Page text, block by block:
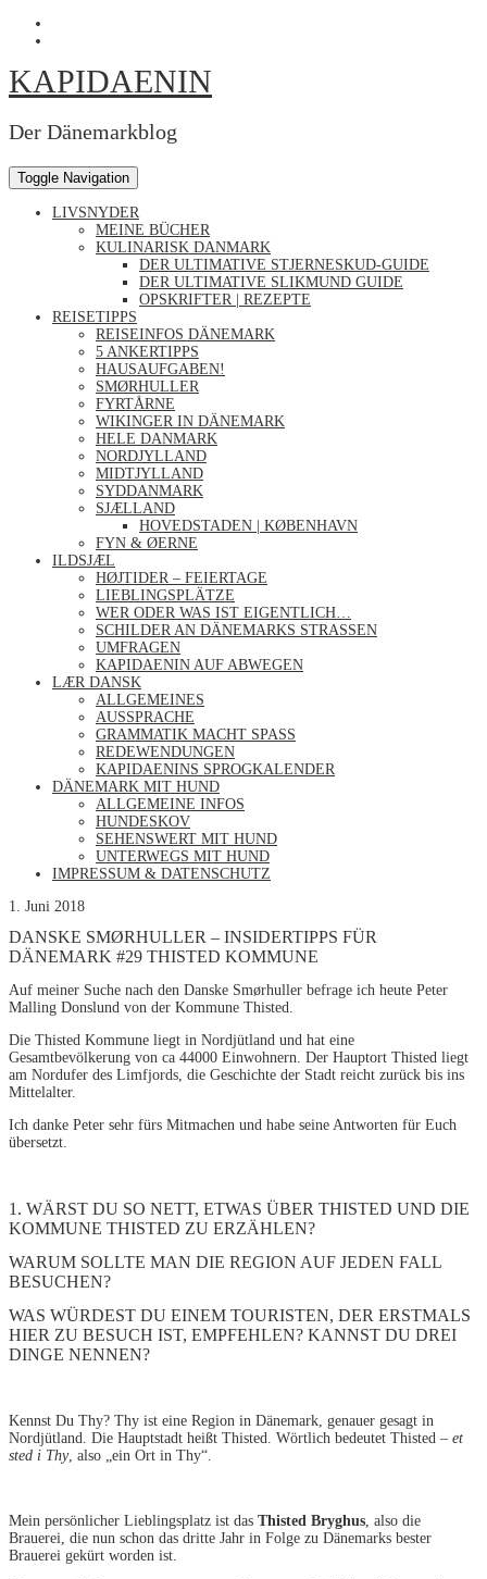
auf
Facebook
kapidaenin
auf
anzeigen
KAPIDAENIN
Der Dänemarkblog
Toggle Navigation
LIVSNYDER
MEINE BÜCHER
KULINARISK DANMARK
DER ULTIMATIVE STJERNESKUD-GUIDE
DER ULTIMATIVE SLIKMUND GUIDE
OPSKRIFTER | REZEPTE
REISETIPPS
REISEINFOS DÄNEMARK
5 ANKERTIPPS
HAUSAUFGABEN!
SMØRHULLER
FYRTÅRNE
WIKINGER IN DÄNEMARK
HELE DANMARK
NORDJYLLAND
MIDTJYLLAND
SYDDANMARK
SJÆLLAND
HOVEDSTADEN | KØBENHAVN
FYN & ØERNE
ILDSJÆL
HØJTIDER – FEIERTAGE
LIEBLINGSPLÄTZE
WER ODER WAS IST EIGENTLICH…
SCHILDER AN DÄNEMARKS STRASSEN
UMFRAGEN
KAPIDAENIN AUF ABWEGEN
LÆR DANSK
ALLGEMEINES
AUSSPRACHE
GRAMMATIK MACHT SPASS
REDEWENDUNGEN
KAPIDAENINS SPROGKALENDER
DÄNEMARK MIT HUND
ALLGEMEINE INFOS
HUNDESKOV
SEHENSWERT MIT HUND
UNTERWEGS MIT HUND
IMPRESSUM & DATENSCHUTZ
1. Juni 2018
DANSKE SMØRHULLER – INSIDERTIPPS FÜR
DÄNEMARK #29 THISTED KOMMUNE
Auf meiner Suche nach den Danske Smørhuller befrage ich heute Peter
Malling Donslund von der Kommune Thisted.
Die Thisted Kommune liegt in Nordjütland und hat eine
Gesamtbevölkerung von ca 44000 Einwohnern. Der Hauptort Thisted liegt
am Nordufer des Limfjords, die Geschichte der Stadt reicht zurück bis ins
Mittelalter.
Ich danke Peter sehr fürs Mitmachen und habe seine Antworten für Euch
übersetzt.
1. WÄRST DU SO NETT, ETWAS ÜBER THISTED UND DIE
KOMMUNE THISTED ZU ERZÄHLEN?
WARUM SOLLTE MAN DIE REGION AUF JEDEN FALL
BESUCHEN?
WAS WÜRDEST DU EINEM TOURISTEN, DER ERSTMALS
HIER ZU BESUCH IST, EMPFEHLEN? KANNST DU DREI
DINGE NENNEN?
Kennst Du Thy? Thy ist eine Region in Dänemark, genauer gesagt in
Nordjütland. Die Hauptstadt heißt Thisted. Wörtlich bedeutet Thisted – et
sted i Thy, also „ein Ort in Thy“.
Mein persönlicher Lieblingsplatz ist das Thisted Bryghus, also die
Brauerei, die nun schon das dritte Jahr in Folge zu Dänemarks bester
Brauerei gekürt worden ist.